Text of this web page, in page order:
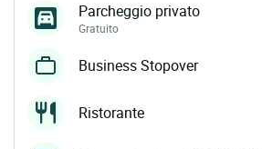
Parcheggio privato
Gratuito
Business Stopover
Ristorante